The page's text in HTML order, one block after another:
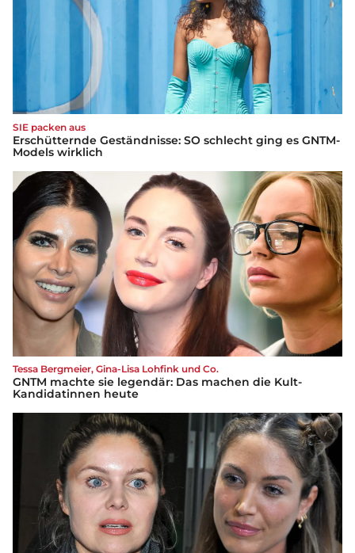
SIE packen aus
Erschütternde Geständnisse: SO schlecht ging es GNTM-
Models wirklich
Tessa Bergmeier, Gina-Lisa Lohfink und Co.
GNTM machte sie legendär: Das machen die Kult-
Kandidatinnen heute